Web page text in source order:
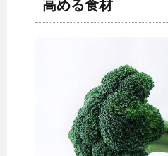
高める食材